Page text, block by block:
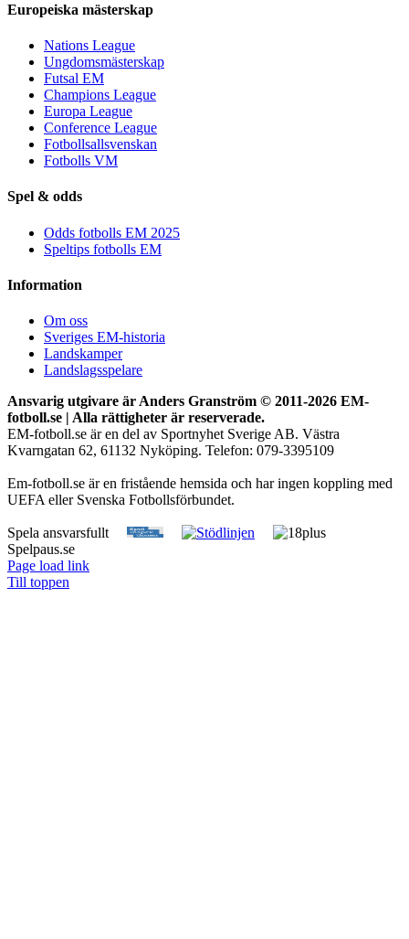
Europeiska mästerskap
Nations League
Ungdomsmästerskap
Futsal EM
Champions League
Europa League
Conference League
Fotbollsallsvenskan
Fotbolls VM
Spel & odds
Odds fotbolls EM 2025
Speltips fotbolls EM
Information
Om oss
Sveriges EM-historia
Landskamper
Landslagsspelare
Ansvarig utgivare är Anders Granström © 2011-2026 EM-
fotboll.se | Alla rättigheter är reserverade.
EM-fotboll.se är en del av Sportnyhet Sverige AB. Västra
Kvarngatan 62, 61132 Nyköping. Telefon: 079-3395109
Em-fotboll.se är en fristående hemsida och har ingen koppling med
UEFA eller Svenska Fotbollsförbundet.
Spela ansvarsfullt
Spelpaus.se
Page load link
Till toppen